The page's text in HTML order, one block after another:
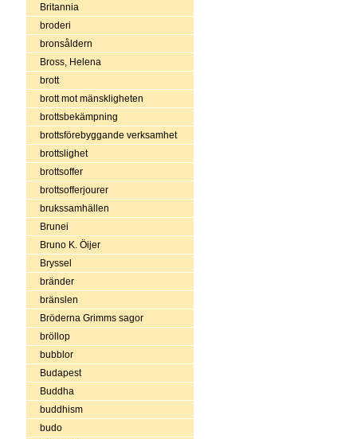
Britannia
broderi
bronsåldern
Bross, Helena
brott
brott mot mänskligheten
brottsbekämpning
brottsförebyggande verksamhet
brottslighet
brottsoffer
brottsofferjourer
brukssamhällen
Brunei
Bruno K. Öijer
Bryssel
bränder
bränslen
Bröderna Grimms sagor
bröllop
bubblor
Budapest
Buddha
buddhism
budo